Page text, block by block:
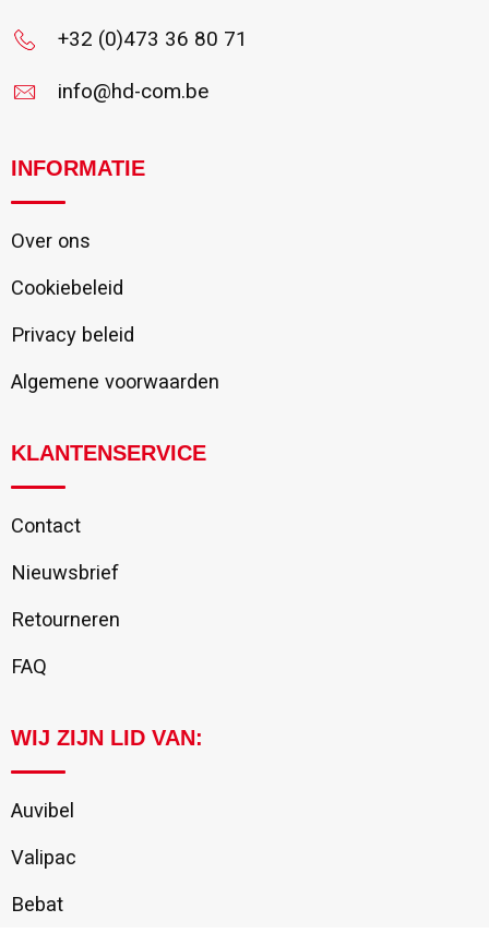
+32 (0)473 36 80 71
info@hd-com.be
INFORMATIE
Over ons
Cookiebeleid
Privacy beleid
Algemene voorwaarden
KLANTENSERVICE
Contact
Nieuwsbrief
Retourneren
FAQ
WIJ ZIJN LID VAN:
Auvibel
Valipac
Bebat